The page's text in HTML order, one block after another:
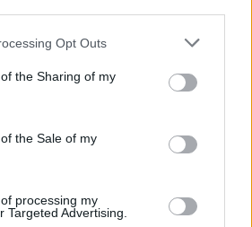
Opt Outs
the Sharing of my
the Sale of my
processing my
Targeted Advertising.
To je ogromen opozorilni
psu ne pripada in da prihaja s
rodovnikom se brez rodovnika
sploh ne zavedajo, da pes, ki
iz pasje farme. Tudi te pse
po visokih cenah in s